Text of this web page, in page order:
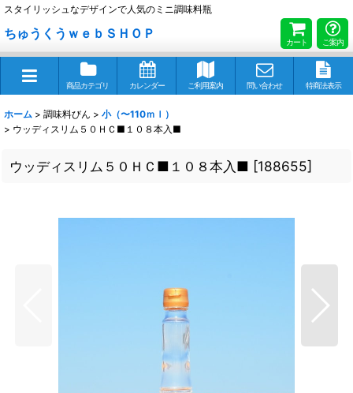
スタイリッシュなデザインで人気のミニ調味料瓶
ちゅうくうｗｅｂＳＨＯＰ
カート ご案内
商品カテゴリ カレンダー ご利用案内 問い合わせ 特商法表示
ホーム > 調味料びん > 小（〜110ｍｌ）
> ウッディスリム５０ＨＣ■１０８本入■
ウッディスリム５０ＨＣ■１０８本入■ [188655]